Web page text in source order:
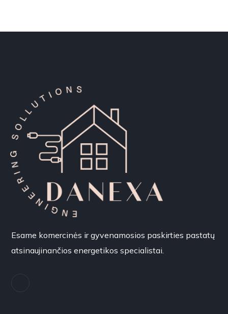
Esame komercinės ir gyvenamosios paskirties pastatų
atsinaujinančios energetikos specialistai.